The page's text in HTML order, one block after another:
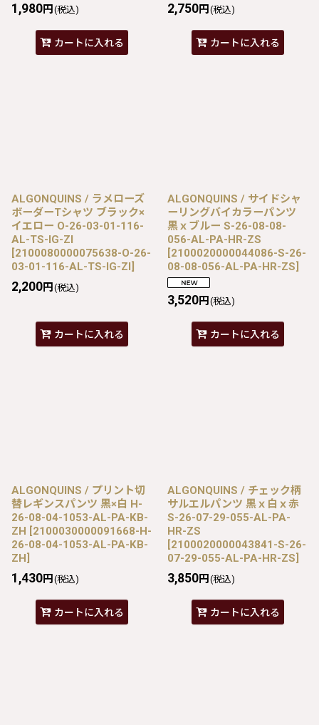
1,980円 (税込)
カートに入れる
2,750円 (税込)
カートに入れる
ALGONQUINS / ラメローズ
ボーダーTシャツ ブラック×
イエロー O-26-03-01-116-
AL-TS-IG-ZI
[2100080000075638-O-26-
03-01-116-AL-TS-IG-ZI]
2,200円 (税込)
カートに入れる
ALGONQUINS / サイドシャ
ーリングバイカラーパンツ
黒ｘブルー S-26-08-08-
056-AL-PA-HR-ZS
[2100020000044086-S-26-
08-08-056-AL-PA-HR-ZS]
3,520円 (税込)
カートに入れる
ALGONQUINS / プリント切
替レギンスパンツ 黒×白 H-
26-08-04-1053-AL-PA-KB-
ZH [2100030000091668-H-
26-08-04-1053-AL-PA-KB-
ZH]
1,430円 (税込)
カートに入れる
ALGONQUINS / チェック柄
サルエルパンツ 黒ｘ白ｘ赤
S-26-07-29-055-AL-PA-
HR-ZS
[2100020000043841-S-26-
07-29-055-AL-PA-HR-ZS]
3,850円 (税込)
カートに入れる